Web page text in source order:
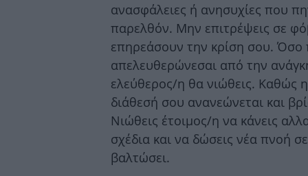
ανασφάλειες ή ανησυχίες που
παρελθόν. Μην επιτρέψεις σε
επηρεάσουν την κρίση σου. Όσο
απελευθερώνεσαι από την
ελεύθερος/η θα νιώθεις. Καθώς
διάθεσή σου ανανεώνεται και
Νιώθεις έτοιμος/η να κάνεις
σχέδια και να δώσεις νέα πνοή
βαλτώσει.